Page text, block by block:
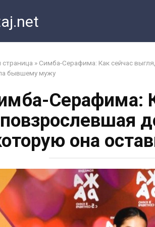
страница » Симба-Серафима: Как сейчас
бывшему мужу
Серафима:
повзрослевшая
она